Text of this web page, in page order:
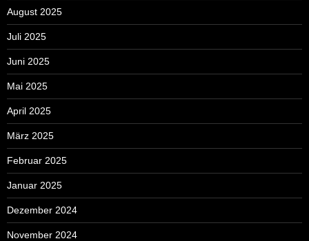
August 2025
Juli 2025
Juni 2025
Mai 2025
April 2025
März 2025
Februar 2025
Januar 2025
Dezember 2024
November 2024